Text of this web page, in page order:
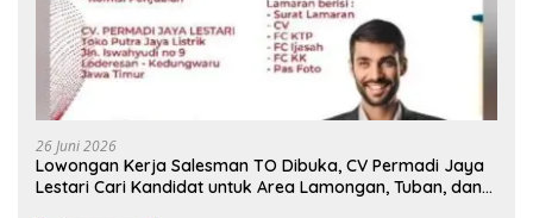
26 Juni 2026
Lowongan Kerja Salesman TO Dibuka, CV Permadi Jaya
Lestari Cari Kandidat untuk Area Lamongan, Tuban, dan